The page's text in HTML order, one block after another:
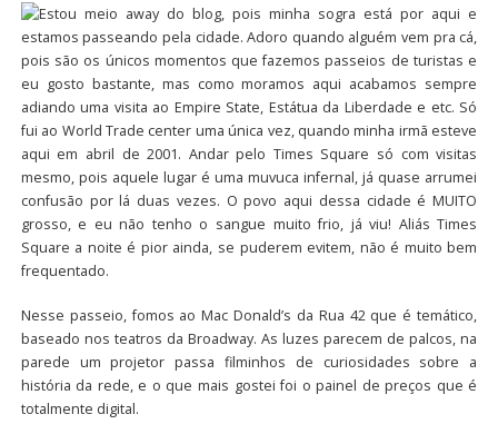
Estou meio away do blog, pois minha sogra está por aqui e
estamos passeando pela cidade. Adoro quando alguém vem pra cá,
pois são os únicos momentos que fazemos passeios de turistas e
eu gosto bastante, mas como moramos aqui acabamos sempre
adiando uma visita ao Empire State, Estátua da Liberdade e etc. Só
fui ao World Trade center uma única vez, quando minha irmã esteve
aqui em abril de 2001. Andar pelo Times Square só com visitas
mesmo, pois aquele lugar é uma muvuca infernal, já quase arrumei
confusão por lá duas vezes. O povo aqui dessa cidade é MUITO
grosso, e eu não tenho o sangue muito frio, já viu! Aliás Times
Square a noite é pior ainda, se puderem evitem, não é muito bem
frequentado.
Nesse passeio, fomos ao Mac Donald’s da Rua 42 que é temático,
baseado nos teatros da Broadway. As luzes parecem de palcos, na
parede um projetor passa filminhos de curiosidades sobre a
história da rede, e o que mais gostei foi o painel de preços que é
totalmente digital.